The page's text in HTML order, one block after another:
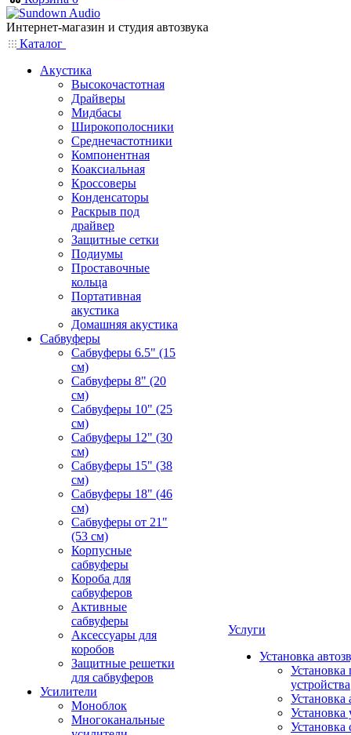
Интернет-магазин и студия автозвука
Каталог
Акустика
Высокочастотная
Драйверы
Мидбасы
Широкополосники
Среднечастотники
Компонентная
Коаксиальная
Кроссоверы
Конденсаторы
Раскрыв под
драйвер
Защитные сетки
Подиумы
Проставочные
кольца
Портативная
акустика
Домашняя акустика
Сабвуферы
Сабвуферы 6.5" (15
см)
Сабвуферы 8" (20
см)
Сабвуферы 10" (25
см)
Сабвуферы 12" (30
см)
Сабвуферы 15" (38
см)
Сабвуферы 18" (46
см)
Сабвуферы от 21"
(53 см)
Корпусные
сабвуферы
Короба для
сабвуферов
Активные
сабвуферы
Аксессуары для
коробов
Защитные решетки
для сабвуферов
Усилители
Моноблок
Многоканальные
Услуги
Установка
Установка
устройства
Установка
Установка
Установка